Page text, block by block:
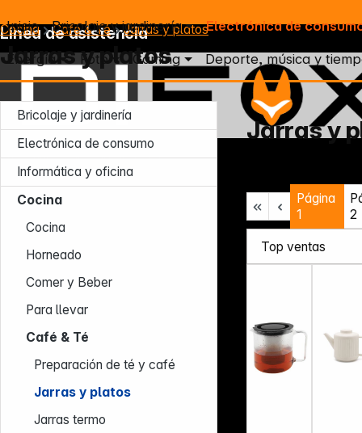
Inicio Bricolaje y jardinería Electrónica de
Energía Foto Gaming Deporte, música y
Cocina Café & Té Jarras y platos
Jarras y platos
Bricolaje y jardinería
Electrónica de consumo
Informática y oficina
Cocina
Cocina
Horneado
Comer y Beber
Para llevar
Café & Té
Preparación de té y café
Jarras y platos
Jarras termo
Jarras y
Página
1
2
Línea de asistencia
Lun – Jue: 7:30 – 16:30 (CET)
Vie: 7:30 – 13:30 (CET)
Tel.: +49 931 9708 - 466